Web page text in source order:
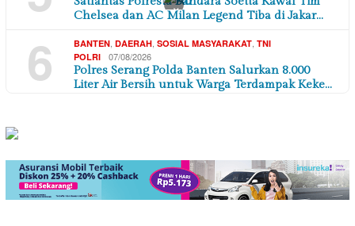
Chelsea dan AC Milan Legend Tiba di Jakar…
6 BANTEN DAERAH SOSIAL MASYARAKAT TNI
POLRI
07/08/2026
Polres Serang Polda Banten Salurkan 8.000
Liter Air Bersih untuk Warga Terdampak Keke…
×